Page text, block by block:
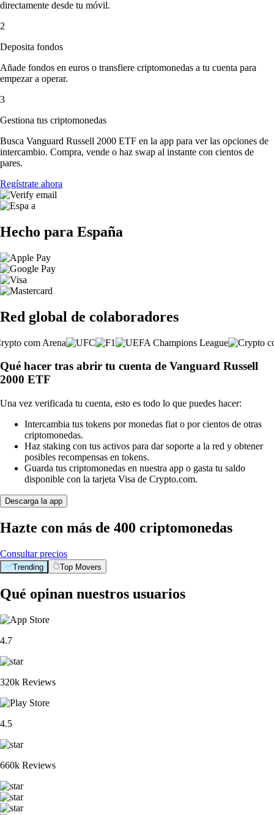
directamente desde tu móvil.
2
Deposita fondos
Añade fondos en euros o transfiere criptomonedas a tu cuenta para
empezar a operar.
3
Gestiona tus criptomonedas
Busca Vanguard Russell 2000 ETF en la app para ver las opciones de
intercambio. Compra, vende o haz swap al instante con cientos de
pares.
Regístrate ahora
Hecho para España
Red global de colaboradores
Qué hacer tras abrir tu cuenta de Vanguard Russell
2000 ETF
Una vez verificada tu cuenta, esto es todo lo que puedes hacer:
Intercambia tus tokens por monedas fiat o por cientos de otras
criptomonedas.
Haz staking con tus activos para dar soporte a la red y obtener
posibles recompensas en tokens.
Guarda tus criptomonedas en nuestra app o gasta tu saldo
disponible con la tarjeta Visa de Crypto.com.
Descarga la app
Hazte con más de 400 criptomonedas
Consultar precios
Trending Top Movers
Qué opinan nuestros usuarios
4.7
320k Reviews
4.5
660k Reviews